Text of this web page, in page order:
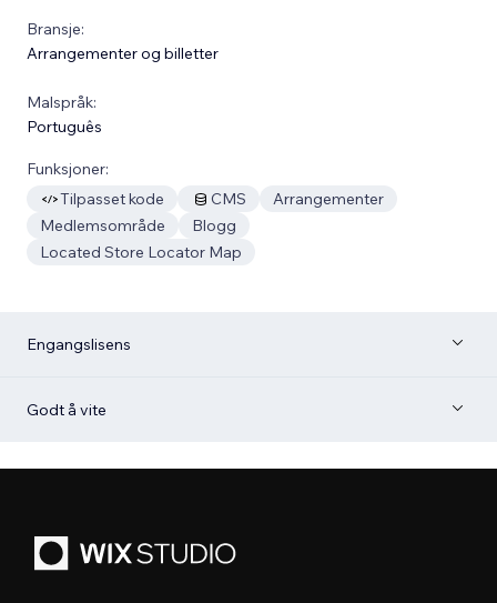
Bransje:
Arrangementer og billetter
Malspråk:
Português
Funksjoner:
Tilpasset kode
CMS
Arrangementer
Medlemsområde
Blogg
Located Store Locator Map
Engangslisens
Godt å vite